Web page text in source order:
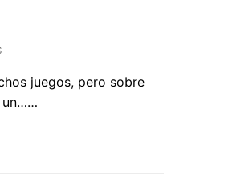
juegos, pero sobre
un……